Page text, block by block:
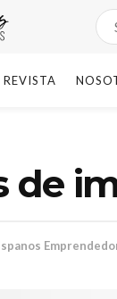
REVISTA
de